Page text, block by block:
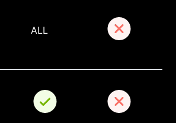
ALL